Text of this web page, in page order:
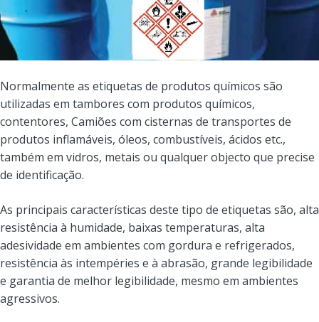
Normalmente as etiquetas de produtos químicos são
utilizadas em tambores com produtos químicos,
contentores, Camiões com cisternas de transportes de
produtos inflamáveis, óleos, combustíveis, ácidos etc.,
também em vidros, metais ou qualquer objecto que precise
de identificação.
As principais características deste tipo de etiquetas são, alta
resistência à humidade, baixas temperaturas, alta
adesividade em ambientes com gordura e refrigerados,
resistência às intempéries e à abrasão, grande legibilidade
e garantia de melhor legibilidade, mesmo em ambientes
agressivos.